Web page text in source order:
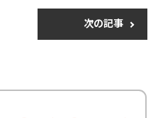
次の記事